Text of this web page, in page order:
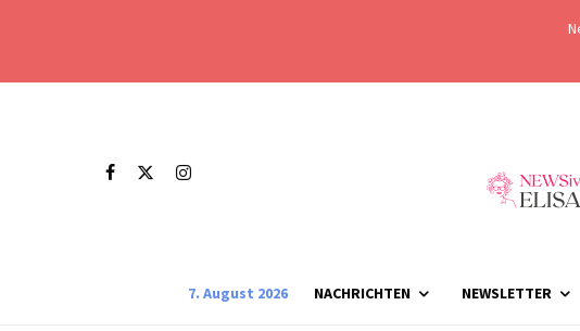
7. August 2026 NACHRICHTEN NEWSLETTER